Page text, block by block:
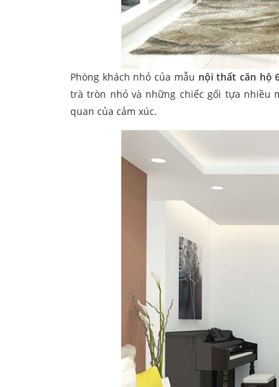
Phòng khách nhỏ của mẫu nội thất căn hộ
trà tròn nhỏ và những chiếc gối tựa nhiều
quan của cảm xúc.